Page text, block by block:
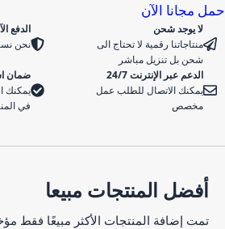
مجانا الآن
لا يوجد شحن
منتاجاتنا رقمية لا تحتاج الى
شحن بل تنزيل مباشر
الدفع
نحن
الدعم عبر الإنترنت 24/7
يمكنك الاتصال للطلب عمل
مخصص
ضمان
يمكنك
في
أفضل المنتجات مبيعا
تمت إضافة المنتجات الأكثر مبيعًا فقط